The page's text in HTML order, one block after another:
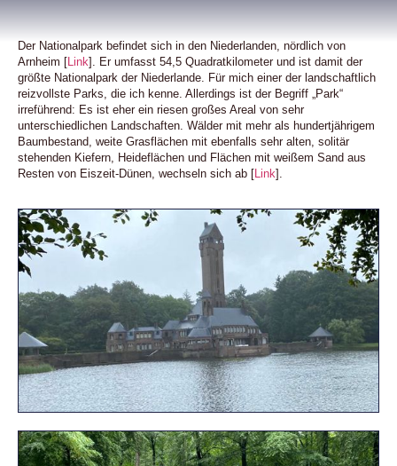
Der Nationalpark befindet sich in den Niederlanden, nördlich von
Arnheim [Link]. Er umfasst 54,5 Quadratkilometer und ist damit der
größte Nationalpark der Niederlande. Für mich einer der landschaftlich
reizvollste Parks, die ich kenne. Allerdings ist der Begriff „Park“
irreführend: Es ist eher ein riesen großes Areal von sehr
unterschiedlichen Landschaften. Wälder mit mehr als hundertjährigem
Baumbestand, weite Grasflächen mit ebenfalls sehr alten, solitär
stehenden Kiefern, Heideflächen und Flächen mit weißem Sand aus
Resten von Eiszeit-Dünen, wechseln sich ab [Link].